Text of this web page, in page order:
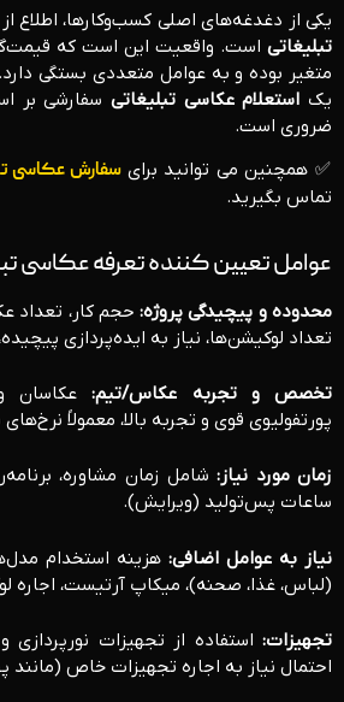
یکی از دغدغه‌های اصلی کسب‌وکارها، اطلاع
تبلیغاتی است. واقعیت این است که
متغیر بوده و به عوامل متعددی بستگی
یک استعلام عکاسی تبلیغاتی سفارشی بر
ضروری است.
✅ همچنین می توانید برایسفارش عکاسی
تماس بگیرید.
عوامل تعیین‌ کننده تعرفه عکاسی
محدوده و پیچیدگی پروژه:حجم کار، تعداد
تعداد لوکیشن‌ها، نیاز به ایده‌پردازی
تخصص و تجربه عکاس/تیم:عکاسان و
پورتفولیوی قوی و تجربه بالا، معمولاً
زمان مورد نیاز:شامل زمان مشاوره،
ساعات پس‌تولید (ویرایش).
نیاز به عوامل اضافی: هزینه استخدام
(لباس، غذا، صحنه)، میکاپ آرتیست،
تجهیزات: استفاده از تجهیزات نورپردازی
احتمال نیاز به اجاره تجهیزات خاص (مانند